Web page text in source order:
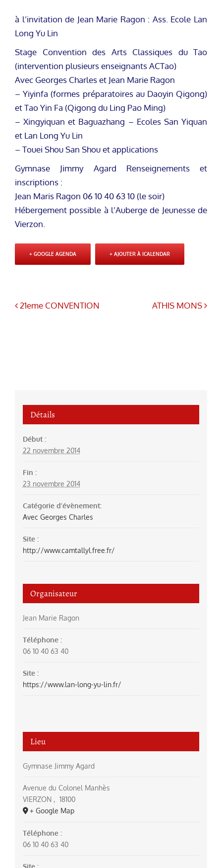
à l’invitation de Jean Marie Ragon : Ass. Ecole Lan
Long Yu Lin
Stage Convention des Arts Classiques du Tao
(intervention plusieurs enseignants ACTao)
Avec Georges Charles et Jean Marie Ragon
– Yiyinfa (formes préparatoires au Daoyin Qigong)
et Tao Yin Fa (Qigong du Ling Pao Ming)
– Xingyiquan et Baguazhang – Ecoles San Yiquan
et Lan Long Yu Lin
– Touei Shou San Shou et applications
Gymnase Jimmy Agard Renseignements et
inscriptions :
Jean Maris Ragon 06 10 40 63 10 (le soir)
Hébergement possible à l’Auberge de Jeunesse de
Vierzon.
+ GOOGLE AGENDA + AJOUTER À ICALENDAR
21eme CONVENTION ATHIS MONS
Détails
Début :
22 novembre 2014
Fin :
23 novembre 2014
Catégorie d’évènement:
Avec Georges Charles
Site :
http://www.camtallyl.free.fr/
Organisateur
Jean Marie Ragon
Téléphone :
06 10 40 63 40
Site :
https://www.lan-long-yu-lin.fr/
Lieu
Gymnase Jimmy Agard
Avenue du Colonel Manhès
VIERZON , 18100
+ Google Map
Téléphone :
06 10 40 63 40
Site :